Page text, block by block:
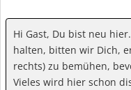
Hi Gast, Du bist neu
halten, bitten wir Dich,
rechts) zu bemühen,
Vieles wird hier schon